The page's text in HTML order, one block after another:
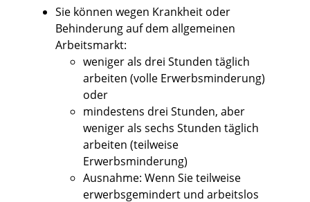
Sie können wegen Krankheit oder
Behinderung auf dem allgemeinen
Arbeitsmarkt:
weniger als drei Stunden täglich
arbeiten (volle Erwerbsminderung)
oder
mindestens drei Stunden, aber
weniger als sechs Stunden täglich
arbeiten (teilweise
Erwerbsminderung)
Ausnahme: Wenn Sie teilweise
erwerbsgemindert und arbeitslos